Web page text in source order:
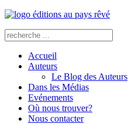
Accueil
Auteurs
Le Blog des Auteurs
Dans les Médias
Evénements
Où nous trouver?
Nous contacter